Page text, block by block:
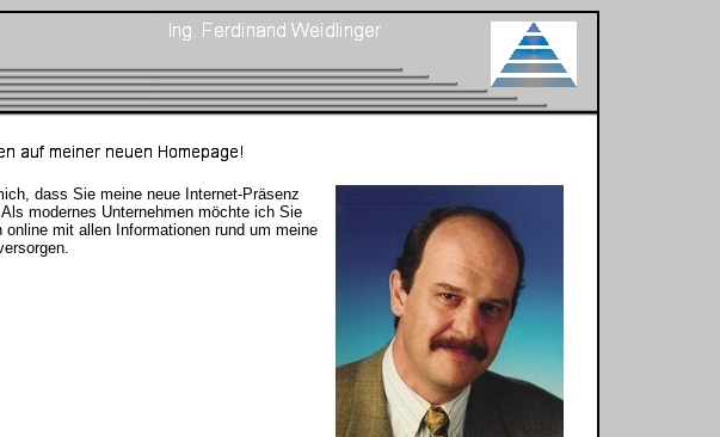
dass Sie meine neue Internet-Präsenz
modernes Unternehmen möchte ich Sie
online mit allen Informationen rund um meine